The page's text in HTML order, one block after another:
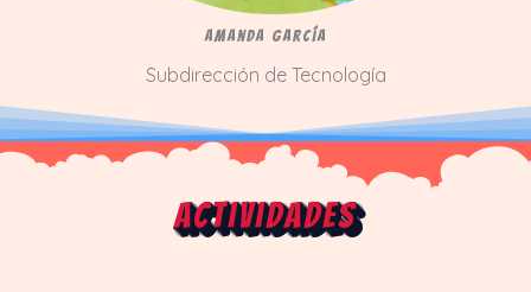
Amanda García
Subdirección de Tecnología
Actividades